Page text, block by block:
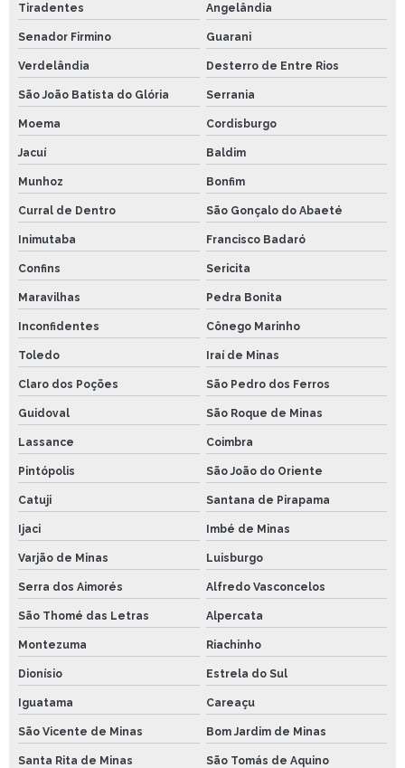
Tiradentes Angelândia
Senador Firmino Guarani
Verdelândia Desterro de Entre Rios
São João Batista do Glória Serrania
Moema Cordisburgo
Jacuí Baldim
Munhoz Bonfim
Curral de Dentro São Gonçalo do Abaeté
Inimutaba Francisco Badaró
Confins Sericita
Maravilhas Pedra Bonita
Inconfidentes Cônego Marinho
Toledo Iraí de Minas
Claro dos Poções São Pedro dos Ferros
Guidoval São Roque de Minas
Lassance Coimbra
Pintópolis São João do Oriente
Catuji Santana de Pirapama
Ijaci Imbé de Minas
Varjão de Minas Luisburgo
Serra dos Aimorés Alfredo Vasconcelos
São Thomé das Letras Alpercata
Montezuma Riachinho
Dionísio Estrela do Sul
Iguatama Careaçu
São Vicente de Minas Bom Jardim de Minas
Santa Rita de Minas São Tomás de Aquino